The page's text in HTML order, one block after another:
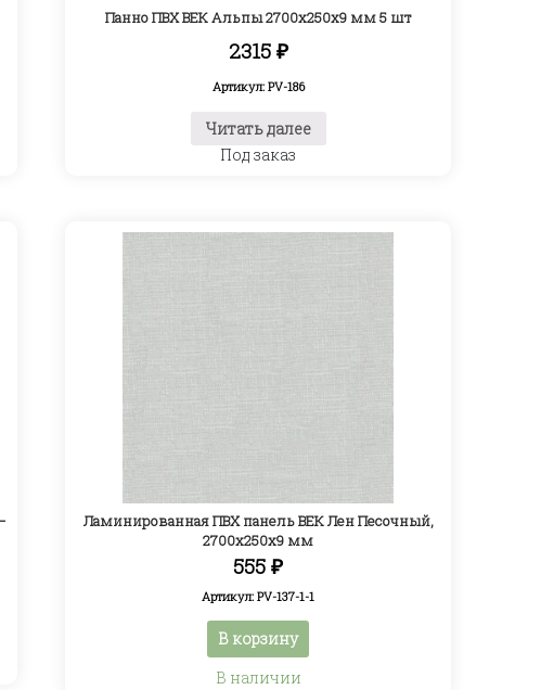
Панно ПВХ ВЕК Альпы 2700х250х9 мм 5 шт
2315 ₽
Артикул: PV-186
Читать далее
Под заказ
Ламинированная ПВХ панель ВЕК Лен Песочный,
2700х250х9 мм
555₽
Артикул: PV-137-1-1
В корзину
В наличии